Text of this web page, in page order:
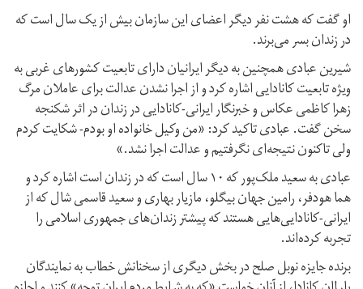
او گفت که هشت نفر دیگر اعضای این سازمان بیش از یک سال است که
در زندان بسر می‌برند.
شیرین عبادی همچنین به دیگر ایرانیان دارای تابعیت کشورهای غربی به
ویژه تابعیت کانادایی اشاره کرد و از اجرا نشدن عدالت برای عاملان مرگ
زهرا کاظمی عکاس و خبرنگار ایرانی-کانادایی در زندان در اثر شکنجه
سخن گفت. عبادی تاکید کرد: «من وکیل خانواده او بودم- شکایت کردم
ولی تاکنون نتیجه‌ای نگرفتیم و عدالت اجرا نشد.»
عبادی به سعید ملک‌پور که ۱۰ سال است که در زندان است اشاره کرد و
هما هودفر، رامین جهان بیگلو، مازیار بهاری و سعید قاسمی شال که از
ایرانی-کانادایی‌هایی هستند که پیشتر زندان‌های جمهوری اسلامی را
تجربه کرده‌اند.
برنده جایزه نوبل صلح در بخش دیگری از سخنانش خطاب به نمایندگان